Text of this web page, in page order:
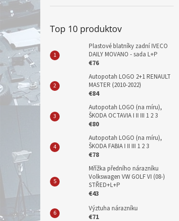
Top 10 produktov
Plastové blatníky zadní IVECO
DAILY MOVANO - sada L+P
€76
Autopotah LOGO 2+1 RENAULT
MASTER (2010-2022)
€84
Autopotah LOGO (na míru),
ŠKODA OCTAVIA I II III 1 2 3
€80
Autopotah LOGO (na míru),
ŠKODA FABIA I II III 1 2 3
€78
Mřížka předního nárazníku
Volkswagen VW GOLF VI (08-)
STŘED+L+P
€43
Výztuha nárazníku
€71